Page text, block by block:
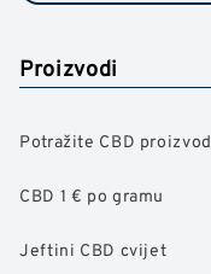
Proizvodi
Potražite CBD proizvod
CBD 1 € po gramu
Jeftini CBD cvijet